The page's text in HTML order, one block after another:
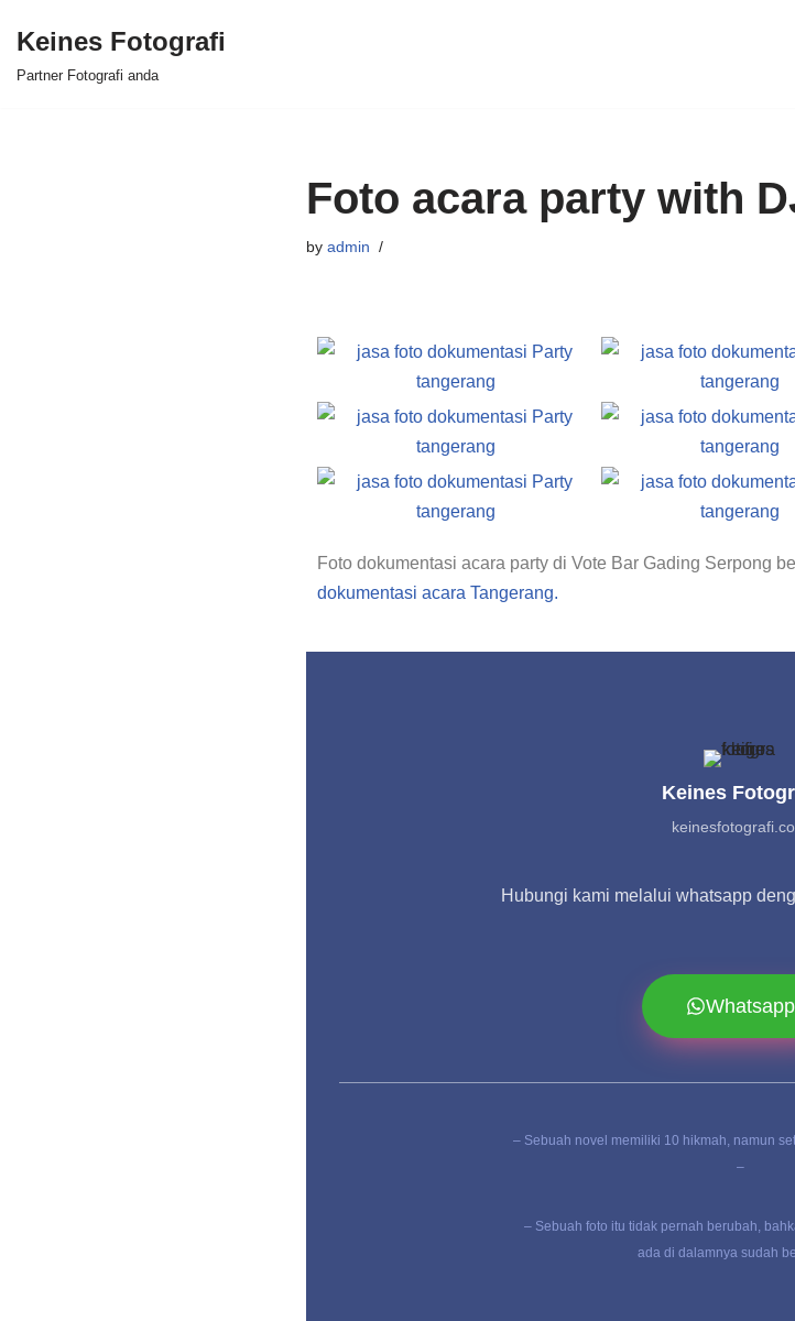
Keines Fotografi
Partner Fotografi anda
Foto acara party with
by admin
Foto dokumentasi acara party di Vote Bar Gading Serpong
dokumentasi acara Tangerang.
Keines
Hubungi kami melalui whatsapp
Whatsapp
– Sebuah novel memiliki 10 hikmah, namun
–
– Sebuah foto itu tidak pernah berubah,
ada di dalamnya sudah